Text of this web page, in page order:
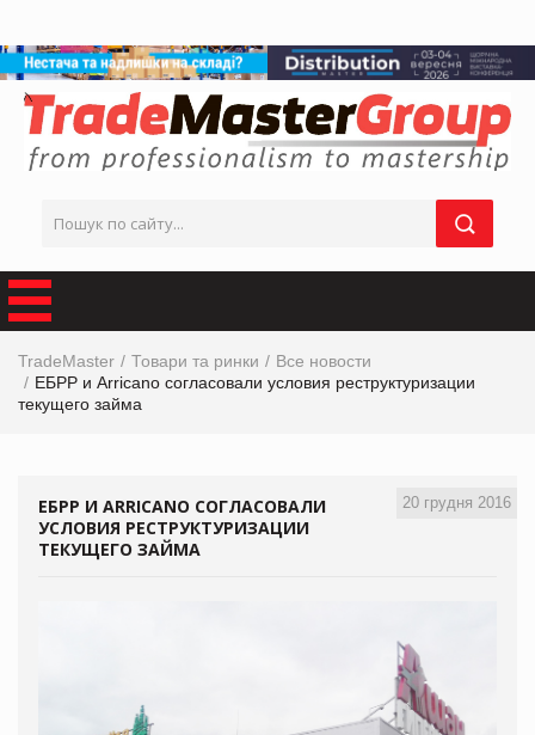
TradeMaster Товари та ринки
Все новости
ЕБРР и Arricano согласовали условия реструктуризации
текущего займа
20 грудня 2016
ЕБРР И ARRICANO СОГЛАСОВАЛИ
УСЛОВИЯ РЕСТРУКТУРИЗАЦИИ
ТЕКУЩЕГО ЗАЙМА